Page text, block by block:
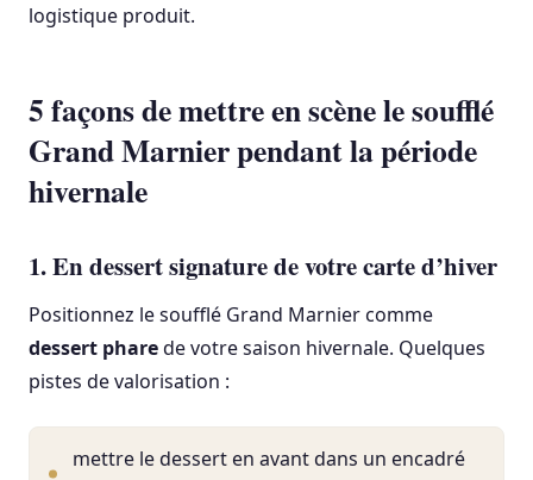
logistique produit.
5 façons de mettre en scène le soufflé
Grand Marnier pendant la période
hivernale
1. En dessert signature de votre carte d’hiver
Positionnez le soufflé Grand Marnier comme
dessert pharede votre saison hivernale. Quelques
pistes de valorisation :
mettre le dessert en avant dans un encadré